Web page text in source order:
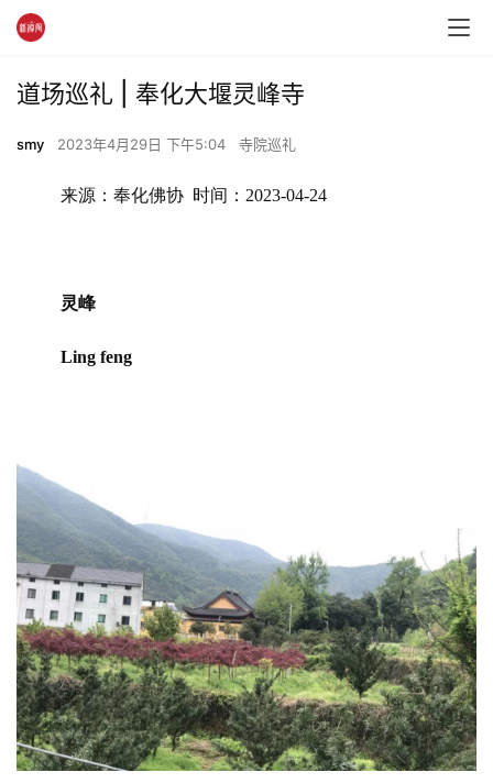
道场巡礼 | 奉化大堰灵峰寺
smy 2023年4月29日 下午5:04 寺院巡礼
来源：奉化佛协  时间：2023-04-24
灵峰
Ling feng